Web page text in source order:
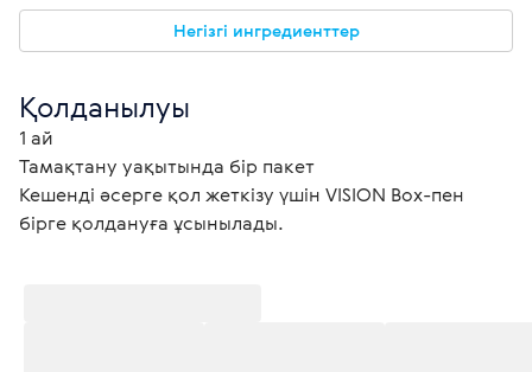
Негізгі ингредиенттер
Қолданылуы
1 ай
Тамақтану уақытында бір пакет
Кешенді әсерге қол жеткізу үшін VISION Box-пен
бірге қолдануға ұсынылады.